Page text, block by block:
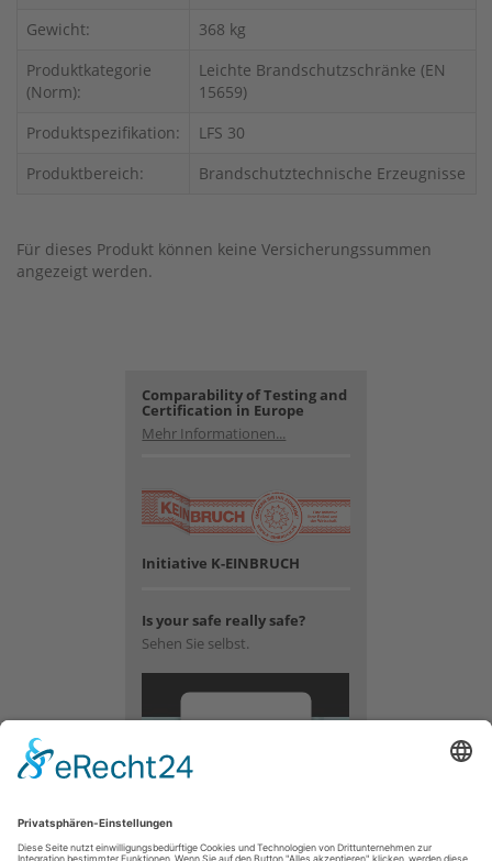
Gewicht:
368 kg
Produktkategorie
(Norm):
Leichte Brandschutzschränke (EN
15659)
Produktspezifikation:
LFS 30
Produktbereich:
Brandschutztechnische Erzeugnisse
Für dieses Produkt können keine Versicherungssummen
angezeigt werden.
Comparability of Testing and
Certification in Europe
Mehr Informationen...
Initiative K-EINBRUCH
Is your safe really safe?
Sehen Sie selbst.